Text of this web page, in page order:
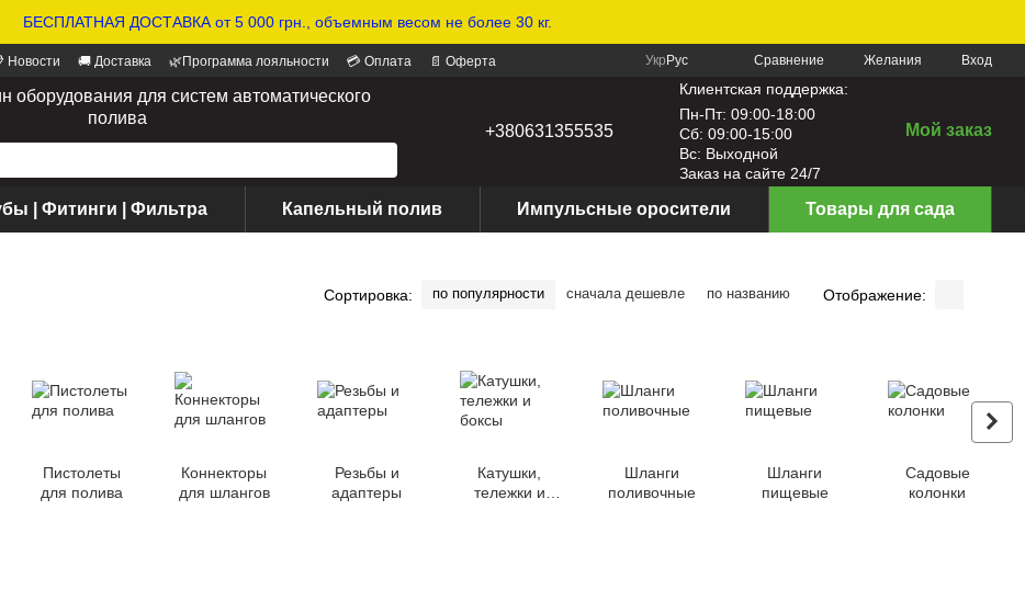
БЕСПЛАТНАЯ ДОСТАВКА от 5 000 грн., объемным весом не более 30 кг.
Новости 🚚 Доставка 🌿Программа лояльности 💳 Оплата
📄 Оферта
Укр Рус Сравнение Желания Вход
оборудования для систем автоматического
полива
+380631355535
Клиентская поддержка:
Пн-Пт: 09:00-18:00
Сб: 09:00-15:00
Вс: Выходной
Заказ на сайте 24/7
Мой заказ
| Фитинги | Фильтра Капельный полив Импульсные оросители Товары для сада
Сортировка: по популярности сначала дешевле по названию Отображение:
Пистолеты
для полива
Коннекторы
для шлангов
Резьбы и
адаптеры
Катушки,
тележки и
Шланги
поливочные
Шланги
пищевые
Садовые
колонки